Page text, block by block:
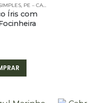
, PE – CABRESTOS
Íris com